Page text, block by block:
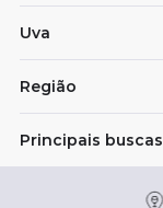
Uva
Região
Principais buscas